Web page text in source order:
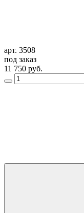
арт. 3508
под заказ
11 750 руб.